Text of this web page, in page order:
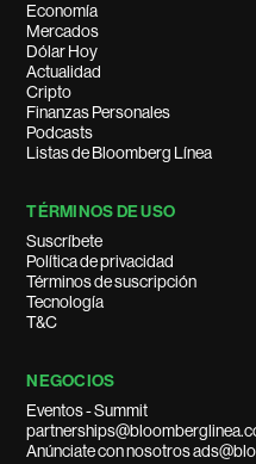
Economía
Mercados
Dólar Hoy
Actualidad
Cripto
Finanzas Personales
Podcasts
Listas de Bloomberg Línea
TÉRMINOS DE USO
Suscríbete
Política de privacidad
Términos de suscripción
Tecnología
T&C
NEGOCIOS
Eventos - Summit
Anúnciate con nosotros